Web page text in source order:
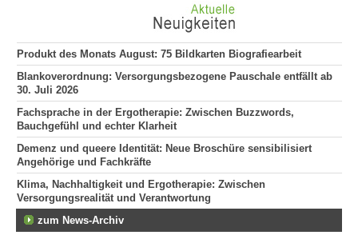
Produkt des Monats August: 75 Bildkarten Biografiearbeit
Blankoverordnung: Versorgungsbezogene Pauschale entfällt ab
30. Juli 2026
Fachsprache in der Ergotherapie: Zwischen Buzzwords,
Bauchgefühl und echter Klarheit
Demenz und queere Identität: Neue Broschüre sensibilisiert
Angehörige und Fachkräfte
Klima, Nachhaltigkeit und Ergotherapie: Zwischen
Versorgungsrealität und Verantwortung
zum News-Archiv